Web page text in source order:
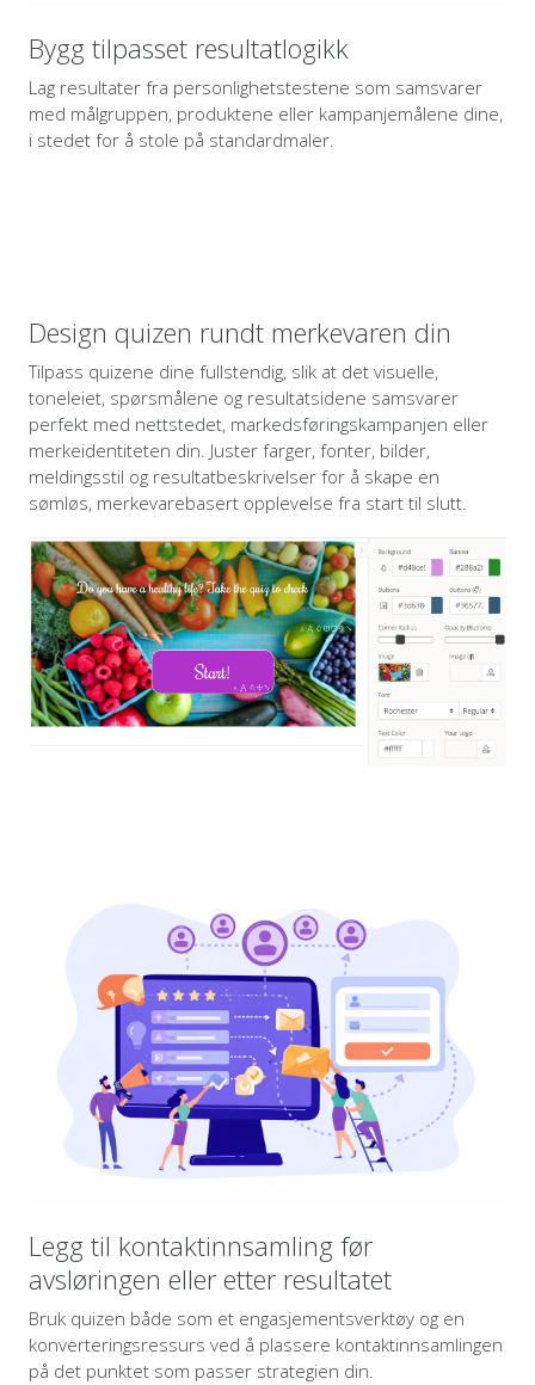
Bygg tilpasset resultatlogikk
Lag resultater fra personlighetstestene som samsvarer
med målgruppen, produktene eller kampanjemålene dine,
i stedet for å stole på standardmaler.
Design quizen rundt merkevaren din
Tilpass quizene dine fullstendig, slik at det visuelle,
toneleiet, spørsmålene og resultatsidene samsvarer
perfekt med nettstedet, markedsføringskampanjen eller
merkeidentiteten din. Juster farger, fonter, bilder,
meldingsstil og resultatbeskrivelser for å skape en
sømløs, merkevarebasert opplevelse fra start til slutt.
Legg til kontaktinnsamling før
avsløringen eller etter resultatet
Bruk quizen både som et engasjementsverktøy og en
konverteringsressurs ved å plassere kontaktinnsamlingen
på det punktet som passer strategien din.